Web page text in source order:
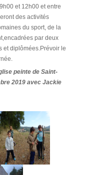
et 12h00 et entre
des activités
du sport, de la
par deux
et diplômées.Prévoir le
peinte de Saint-
2019 avec Jackie